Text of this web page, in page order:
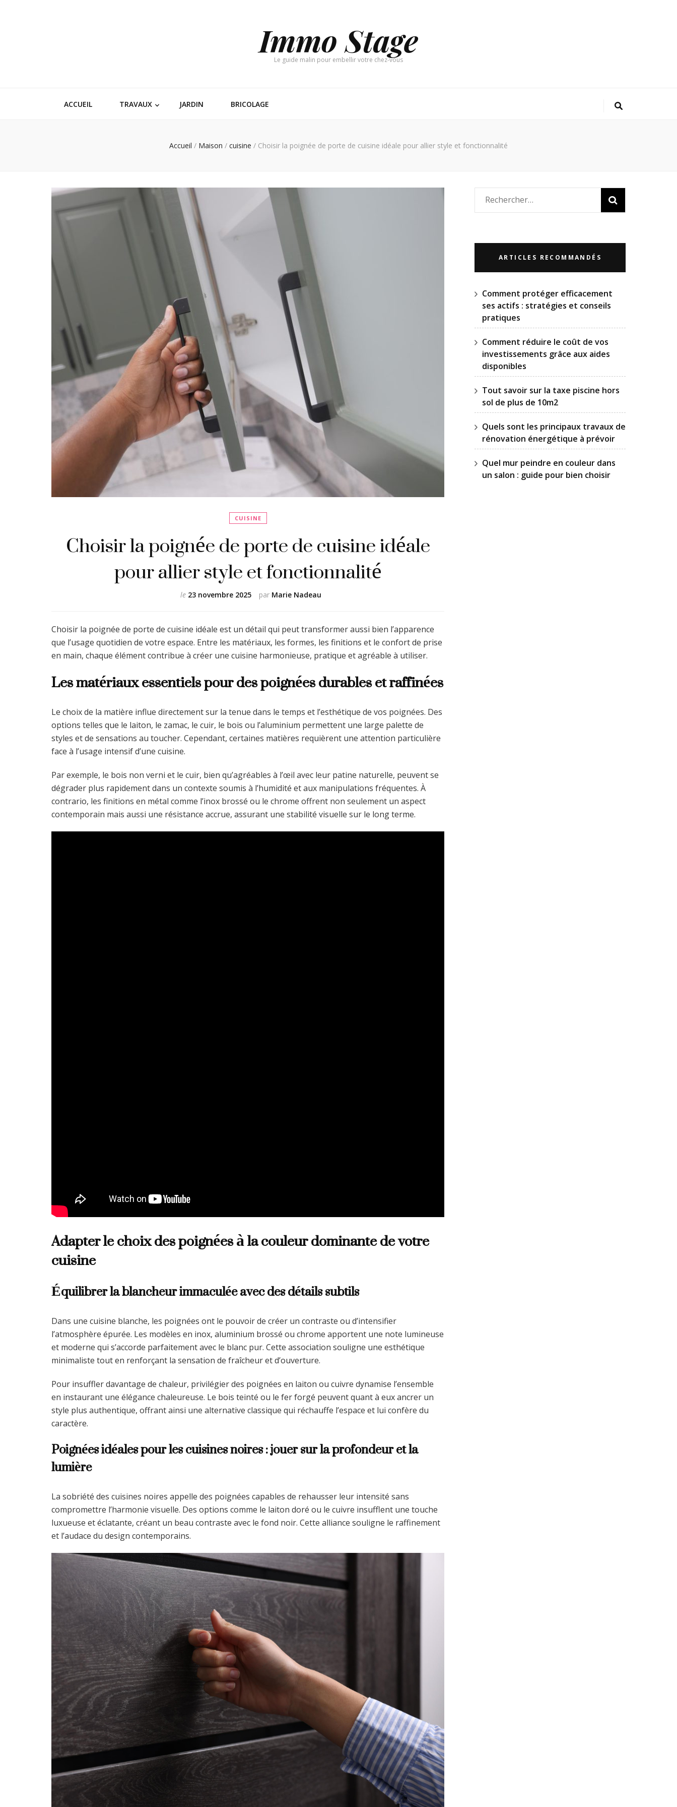
Immo Stage
Le guide malin pour embellir votre chez-vous
ACCUEIL TRAVAUX JARDIN BRICOLAGE
Accueil / Maison / cuisine / Choisir la poignée de porte de cuisine idéale pour allier style et fonctionnalité
CUISINE
Choisir la poignée de porte de cuisine idéale
pour allier style et fonctionnalité
par Marie Nadeau
le 23 novembre 2025
Choisir la poignée de porte de cuisine idéale est un détail qui peut transformer aussi bien l’apparence
que l’usage quotidien de votre espace. Entre les matériaux, les formes, les finitions et le confort de prise
en main, chaque élément contribue à créer une cuisine harmonieuse, pratique et agréable à utiliser.
Les matériaux essentiels pour des poignées durables et raffinées
Le choix de la matière influe directement sur la tenue dans le temps et l’esthétique de vos poignées. Des
options telles que le laiton, le zamac, le cuir, le bois ou l’aluminium permettent une large palette de
styles et de sensations au toucher. Cependant, certaines matières requièrent une attention particulière
face à l’usage intensif d’une cuisine.
Par exemple, le bois non verni et le cuir, bien qu’agréables à l’œil avec leur patine naturelle, peuvent se
dégrader plus rapidement dans un contexte soumis à l’humidité et aux manipulations fréquentes. À
contrario, les finitions en métal comme l’inox brossé ou le chrome offrent non seulement un aspect
contemporain mais aussi une résistance accrue, assurant une stabilité visuelle sur le long terme.
Adapter le choix des poignées à la couleur dominante de votre
cuisine
Équilibrer la blancheur immaculée avec des détails subtils
Dans une cuisine blanche, les poignées ont le pouvoir de créer un contraste ou d’intensifier
l’atmosphère épurée. Les modèles en inox, aluminium brossé ou chrome apportent une note lumineuse
et moderne qui s’accorde parfaitement avec le blanc pur. Cette association souligne une esthétique
minimaliste tout en renforçant la sensation de fraîcheur et d’ouverture.
Pour insuffler davantage de chaleur, privilégier des poignées en laiton ou cuivre dynamise l’ensemble
en instaurant une élégance chaleureuse. Le bois teinté ou le fer forgé peuvent quant à eux ancrer un
style plus authentique, offrant ainsi une alternative classique qui réchauffe l’espace et lui confère du
caractère.
Poignées idéales pour les cuisines noires : jouer sur la profondeur et la
lumière
La sobriété des cuisines noires appelle des poignées capables de rehausser leur intensité sans
compromettre l’harmonie visuelle. Des options comme le laiton doré ou le cuivre insufflent une touche
luxueuse et éclatante, créant un beau contraste avec le fond noir. Cette alliance souligne le raffinement
et l’audace du design contemporains.
Rechercher :
ARTICLES RECOMMANDÉS
Comment protéger efficacement
ses actifs : stratégies et conseils
pratiques
Comment réduire le coût de vos
investissements grâce aux aides
disponibles
Tout savoir sur la taxe piscine hors
sol de plus de 10m2
Quels sont les principaux travaux de
rénovation énergétique à prévoir
Quel mur peindre en couleur dans
un salon : guide pour bien choisir